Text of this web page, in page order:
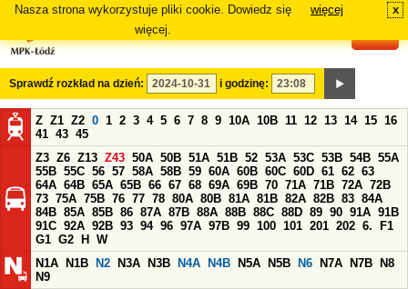
Nasza strona wykorzystuje pliki cookie. Dowiedz się
więcej.
więcej x
Sprawdź rozkład na dzień: i godzinę:
Z Z1 Z2 0 1 2 3 4 5 6 7 8 9 10A 10B 11 12 13 14 15 16
41 43 45
Z3 Z6 Z13 Z43 50A 50B 51A 51B 52 53A 53C 53B 54B 55A
55B 55C 56 57 58A 58B 59 60A 60B 60C 60D 61 62 63
64A 64B 65A 65B 66 67 68 69A 69B 70 71A 71B 72A 72B
73 75A 75B 76 77 78 80A 80B 81A 81B 82A 82B 83 84A
84B 85A 85B 86 87A 87B 88A 88B 88C 88D 89 90 91A 91B
91C 92A 92B 93 94 96 97A 97B 99 100 101 201 202 6.
F1
G1 G2 H
W
N1A
N1B N2 N3A N3B N4A N4B N5A N5B N6 N7A N7B
N8
N9